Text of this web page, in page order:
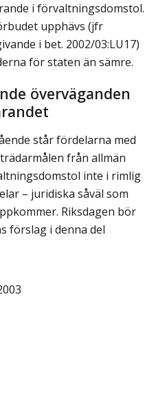
i förvaltningsdomstol.
upphävs (jfr
i bet. 2002/03:LU17)
för staten än sämre.
överväganden
står fördelarna med
från allmän
inte i rimlig
– juridiska såväl som
Riksdagen bör
förslag i denna del